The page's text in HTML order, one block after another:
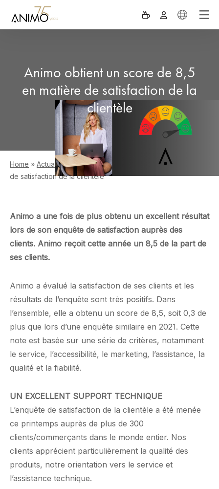
Animo obtient un score de 8,5
en matière de satisfaction de la
clientèle
Home » Actualités»Animo obtient un score de 8,5 en matière
de satisfaction de la clientèle
Animo a une fois de plus obtenu un excellent résultat
lors de son enquête de satisfaction auprès des
clients. Animo reçoit cette année un 8,5 de la part de
ses clients.
Animo a évalué la satisfaction de ses clients et les
résultats de l’enquête sont très positifs. Dans
l’ensemble, elle a obtenu un score de 8,5, soit 0,3 de
plus que lors d’une enquête similaire en 2021. Cette
note est basée sur une série de critères, notamment
le service, l’accessibilité, le marketing, l’assistance, la
qualité et la fiabilité.
UN EXCELLENT SUPPORT TECHNIQUE
L’enquête de satisfaction de la clientèle a été menée
ce printemps auprès de plus de 300
clients/commerçants dans le monde entier. Nos
clients apprécient particulièrement la qualité des
produits, notre orientation vers le service et
l’assistance technique.